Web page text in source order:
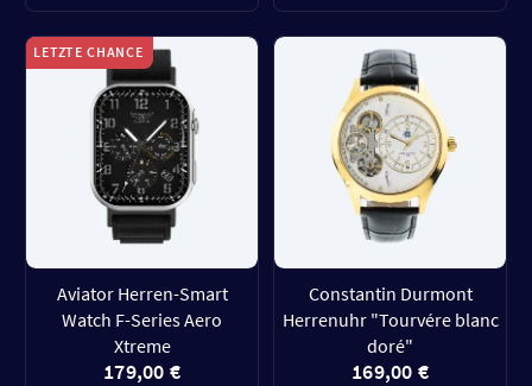
LETZTE CHANCE
Aviator Herren-Smart
Watch F-Series Aero
Xtreme
179,00 €
Constantin Durmont
Herrenuhr "Tourvére blanc
doré"
169,00 €